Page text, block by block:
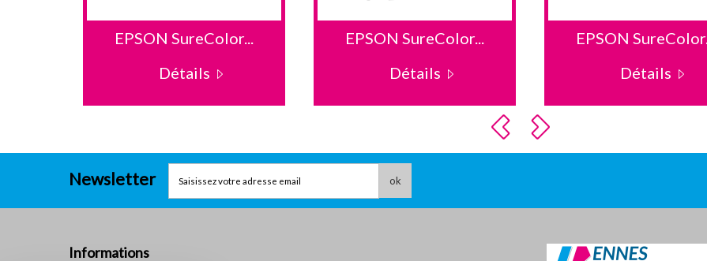
EPSON SureColor...
Détails
EPSON SureColor...
Détails
EPSON SureColor...
Détails
Newsletter ok
Informations